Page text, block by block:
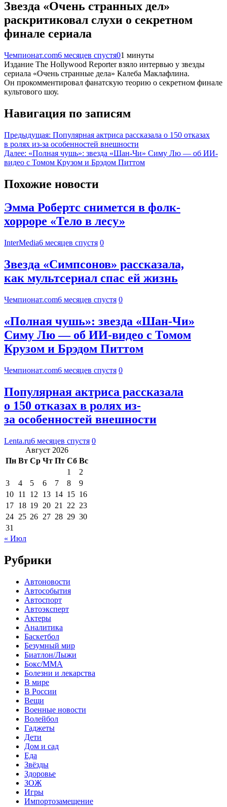
Звезда «Очень странных дел»
раскритиковал слухи о секретном
финале сериала
Чемпионат.com6 месяцев спустя01 минуты
Издание The Hollywood Reporter взяло интервью у звезды
сериала «Очень странные дела» Калеба Маклафлина.
Он прокомментировал фанатскую теорию о секретном финале
культового шоу.
Навигация по записям
Предыдущая: Популярная актриса рассказала о 150 отказах
в ролях из-за особенностей внешности
Далее: «Полная чушь»: звезда «Шан-Чи» Симу Лю — об ИИ-
видео с Томом Крузом и Брэдом Питтом
Похожие новости
Эмма Робертс снимется в фолк-
хорроре «Тело в лесу»
InterMedia6 месяцев спустя 0
Звезда «Симпсонов» рассказала,
как мультсериал спас ей жизнь
Чемпионат.com6 месяцев спустя 0
«Полная чушь»: звезда «Шан-Чи»
Симу Лю — об ИИ-видео с Томом
Крузом и Брэдом Питтом
Чемпионат.com6 месяцев спустя 0
Популярная актриса рассказала
о 150 отказах в ролях из-
за особенностей внешности
Lenta.ru6 месяцев спустя 0
Август 2026
Пн Вт Ср Чт Пт Сб Вс
1
2
3
4 5 6 7 8
9
10 11 12 13 14 15 16
17 18 19 20 21 22 23
24 25 26 27 28 29 30
31
« Июл
Рубрики
Автоновости
Автособытия
Автоспорт
Автоэксперт
Актеры
Аналитика
Баскетбол
Безумный мир
Биатлон/Лыжи
Бокс/MMA
Болезни и лекарства
В мире
В России
Вещи
Военные новости
Волейбол
Гаджеты
Дети
Дом и сад
Еда
Звёзды
Здоровье
ЗОЖ
Игры
Импортозамещение